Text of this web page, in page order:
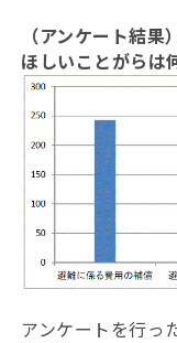
（アンケート結
ほしいことがらは
アンケートを行っ